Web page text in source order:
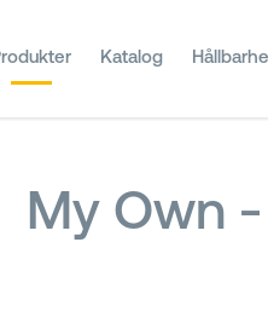
Katalog
My Own